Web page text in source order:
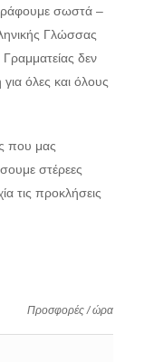
σωστά –
Γλώσσας
δεν
όλες και όλους
που μας
στέρεες
τις προκλήσεις
Προσφορές / ώρα